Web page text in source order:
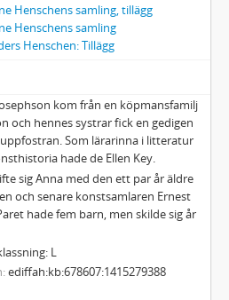
Henschens samling, tillägg
Henschens samling
Henschen: Tillägg
kom från en köpmansfamilj
och hennes systrar fick en gedigen
Som lärarinna i litteratur
hade de Ellen Key.
sig Anna med den ett par år äldre
och senare konstsamlaren Ernest
hade fem barn, men skilde sig år
L
ediffah:kb:678607:1415279388